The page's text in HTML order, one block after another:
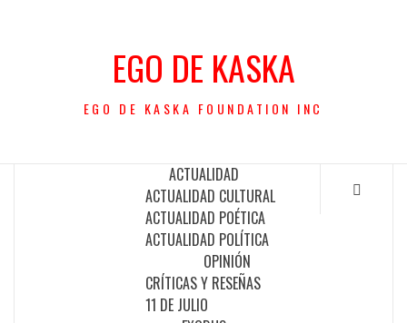
EGO DE KASKA
EGO DE KASKA FOUNDATION INC
ACTUALIDAD
ACTUALIDAD CULTURAL
ACTUALIDAD POÉTICA
ACTUALIDAD POLÍTICA
OPINIÓN
CRÍTICAS Y RESEÑAS
11 DE JULIO